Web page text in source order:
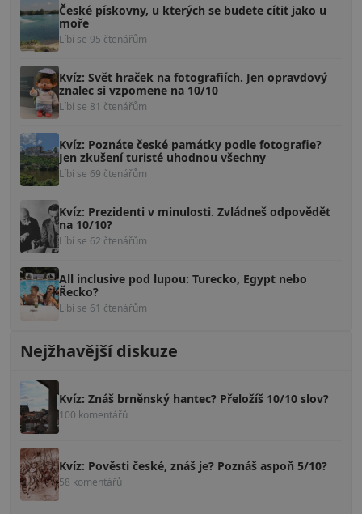
České pískovny, u kterých se budete cítit jako u
moře
Líbí se 95 čtenářům
Kvíz: Svět hraček na fotografiích. Jen opravdový
znalec si vzpomene na 10/10
Líbí se 81 čtenářům
Kvíz: Poznáte české památky podle fotografie?
Jen zkušení turisté uhodnou všechny
Líbí se 69 čtenářům
Kvíz: Prezidenti v minulosti. Zvládneš odpovědět
na 10/10?
Líbí se 62 čtenářům
All inclusive pod lupou: Turecko, Egypt nebo
Řecko?
Líbí se 61 čtenářům
Nejžhavější diskuze
Kvíz: Znáš brněnský hantec? Přeložíš 10/10 slov?
100 komentářů
Kvíz: Pověsti české, znáš je? Poznáš aspoň 5/10?
58 komentářů